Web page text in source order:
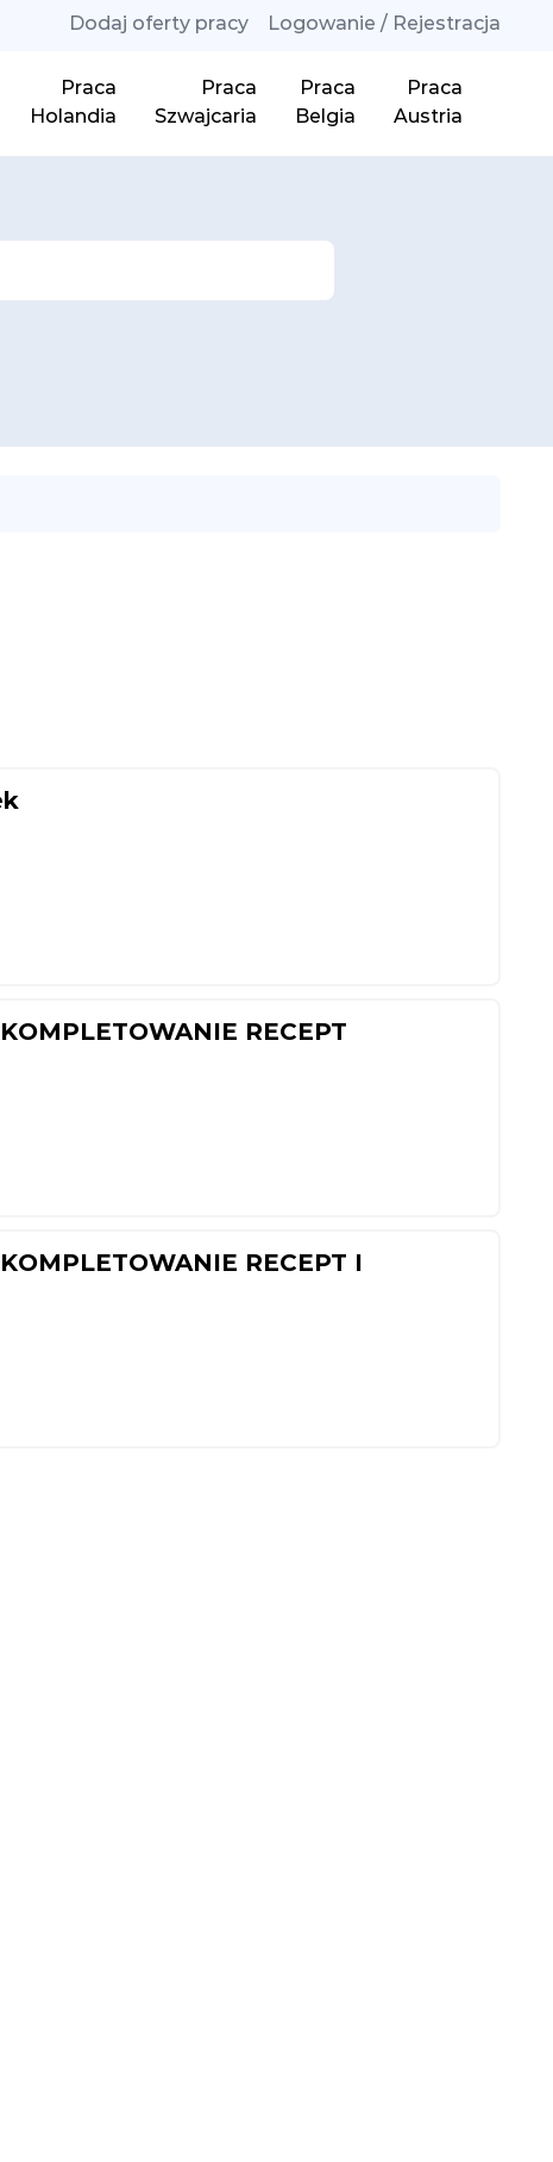
Dodaj oferty pracy Logowanie / Rejestracja
Praca
Holandia
Praca
Szwajcaria
Praca
Belgia
Praca
Austria
RECEPT
RECEPT I